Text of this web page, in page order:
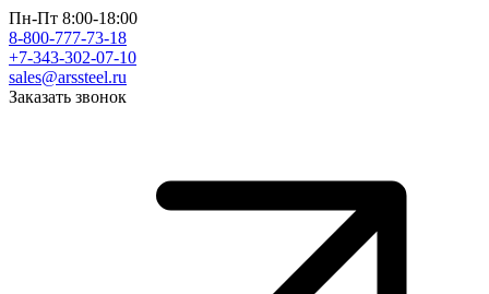
Пн-Пт 8:00-18:00
8-800-777-73-18
+7-343-302-07-10
sales@arssteel.ru
Заказать звонок